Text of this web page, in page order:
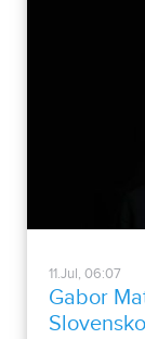
11.Jul, 06:07
Gabor
Slovensko